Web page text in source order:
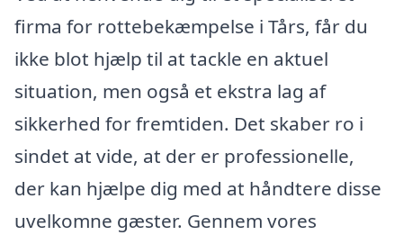
firma for rottebekæmpelse i Tårs, får du
ikke blot hjælp til at tackle en aktuel
situation, men også et ekstra lag af
sikkerhed for fremtiden. Det skaber ro i
sindet at vide, at der er professionelle,
der kan hjælpe dig med at håndtere disse
uvelkomne gæster. Gennem vores